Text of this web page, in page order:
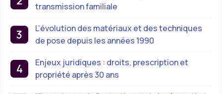
transmission familiale
L’évolution des matériaux et des techniques
de pose depuis les années 1990
Enjeux juridiques : droits, prescription et
propriété après 30 ans